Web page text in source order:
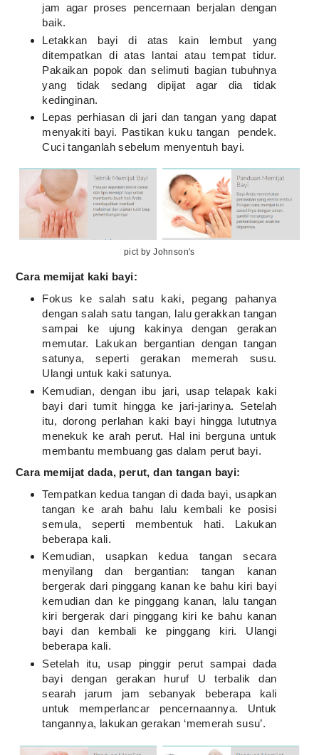
jam agar proses pencernaan berjalan dengan
baik.
Letakkan bayi di atas kain lembut yang
ditempatkan di atas lantai atau tempat tidur.
Pakaikan popok dan selimuti bagian tubuhnya
yang tidak sedang dipijat agar dia tidak
kedinginan.
Lepas perhiasan di jari dan tangan yang dapat
menyakiti bayi. Pastikan kuku tangan pendek.
Cuci tanganlah sebelum menyentuh bayi.
pict by Johnson's
Cara memijat kaki bayi:
Fokus ke salah satu kaki, pegang pahanya
dengan salah satu tangan, lalu gerakkan tangan
sampai ke ujung kakinya dengan gerakan
memutar. Lakukan bergantian dengan tangan
satunya, seperti gerakan memerah susu.
Ulangi untuk kaki satunya.
Kemudian, dengan ibu jari, usap telapak kaki
bayi dari tumit hingga ke jari-jarinya. Setelah
itu, dorong perlahan kaki bayi hingga lututnya
menekuk ke arah perut. Hal ini berguna untuk
membantu membuang gas dalam perut bayi.
Cara memijat dada, perut, dan tangan bayi:
Tempatkan kedua tangan di dada bayi, usapkan
tangan ke arah bahu lalu kembali ke posisi
semula, seperti membentuk hati. Lakukan
beberapa kali.
Kemudian, usapkan kedua tangan secara
menyilang dan bergantian: tangan kanan
bergerak dari pinggang kanan ke bahu kiri bayi
kemudian dan ke pinggang kanan, lalu tangan
kiri bergerak dari pinggang kiri ke bahu kanan
bayi dan kembali ke pinggang kiri. Ulangi
beberapa kali.
Setelah itu, usap pinggir perut sampai dada
bayi dengan gerakan huruf U terbalik dan
searah jarum jam sebanyak beberapa kali
untuk memperlancar pencernaannya. Untuk
tangannya, lakukan gerakan ‘memerah susu’.